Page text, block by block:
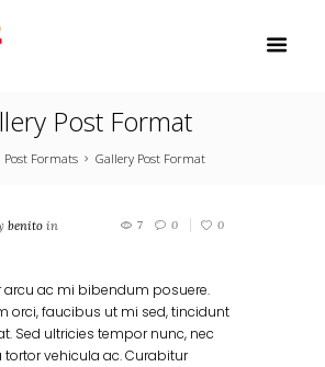
Post Format
Post Formats Gallery Post Format
benito in
7 0 0
arcu ac mi bibendum posuere.
orci, faucibus ut mi sed, tincidunt
Sed ultricies tempor nunc, nec
vehicula ac. Curabitur